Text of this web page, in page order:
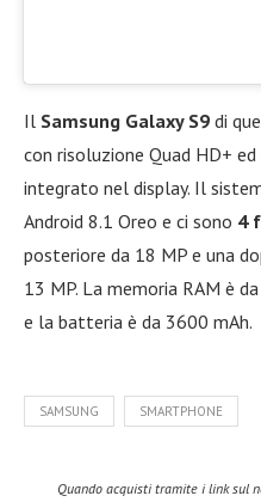
Il Samsung Galaxy S9 di
con risoluzione Quad HD+
integrato nel display. Il
Android 8.1 Oreo e ci sono 4
posteriore da 18 MP e una
13 MP. La memoria RAM è
e la batteria è da 3600 mAh.
SAMSUNG SMARTPHONE
Quando acquisti tramite i link sul